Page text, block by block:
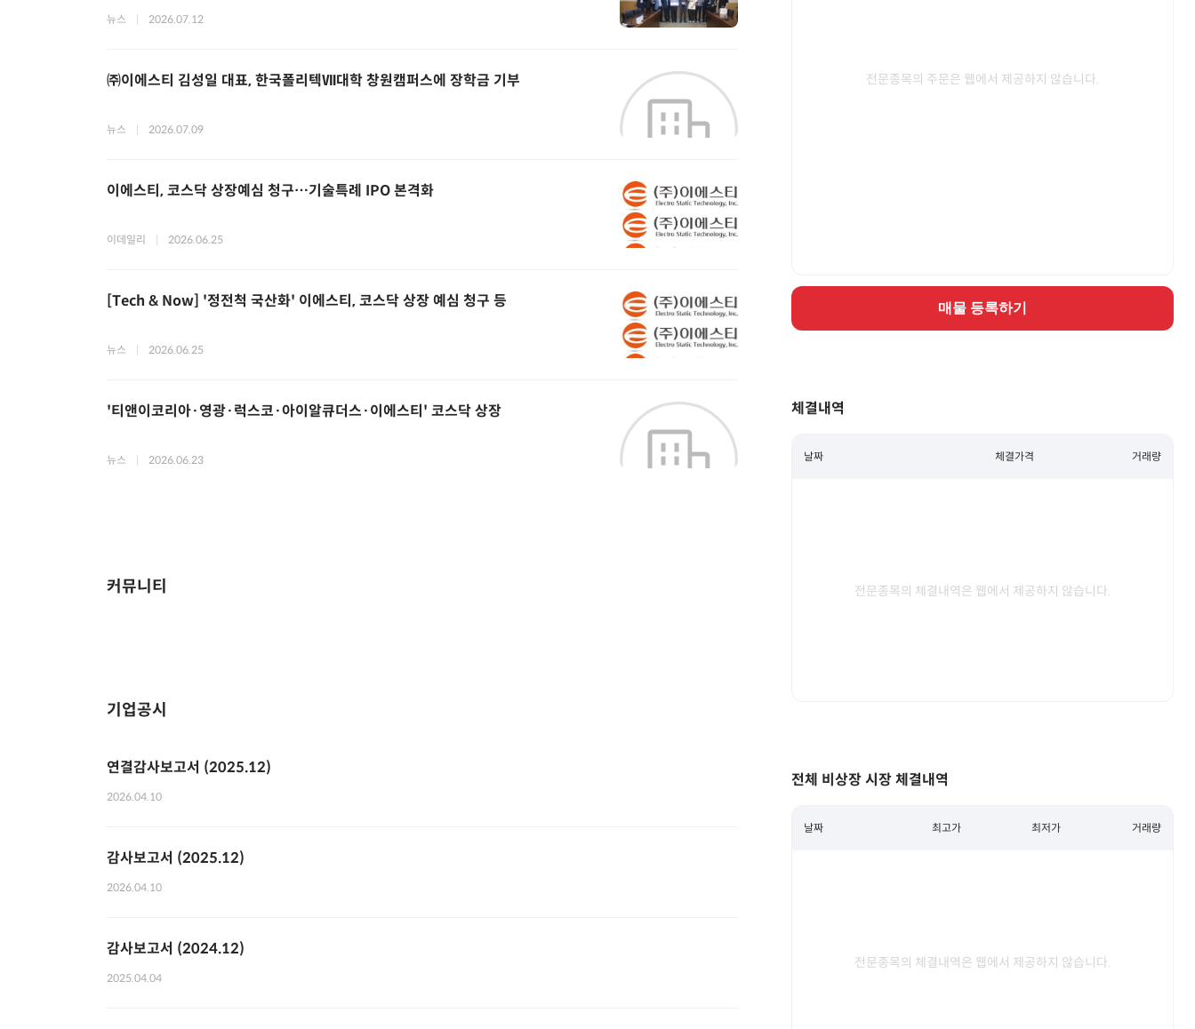
뉴스 2026.07.12
㈜이에스티 김성일 대표, 한국폴리텍Ⅶ대학 창원캠퍼스에 장학금 기부
뉴스 2026.07.09
이에스티, 코스닥 상장예심 청구…기술특례 IPO 본격화
이데일리 2026.06.25
[Tech & Now] '정전척 국산화' 이에스티, 코스닥 상장 예심 청구 등
뉴스 2026.06.25
'티앤이코리아·영광·럭스코·아이알큐더스·이에스티' 코스닥 상장
뉴스 2026.06.23
커뮤니티
기업공시
연결감사보고서 (2025.12)
2026.04.10
감사보고서 (2025.12)
2026.04.10
감사보고서 (2024.12)
2025.04.04
전문종목의 주문은 웹에서 제공하지 않습니다.
매물 등록하기
체결내역
날짜 체결가격 거래량
전문종목의 체결내역은 웹에서 제공하지 않습니다.
전체 비상장 시장 체결내역
날짜 최고가 최저가 거래량
전문종목의 체결내역은 웹에서 제공하지 않습니다.